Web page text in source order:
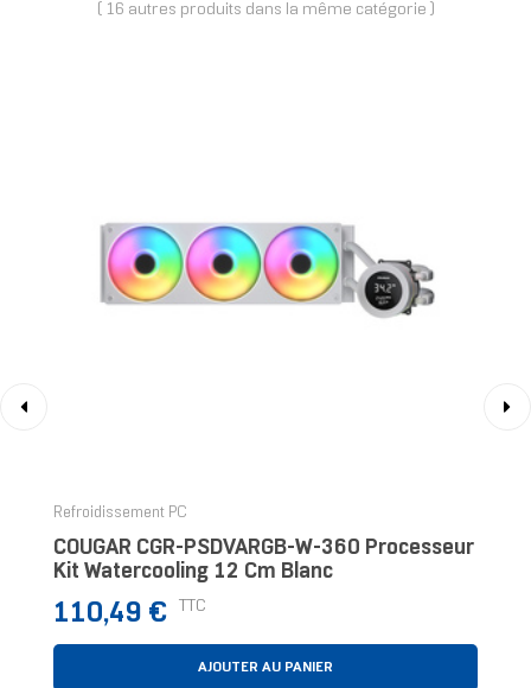
( 16 autres produits dans la même catégorie )
Refroidissement PC
COUGAR CGR-PSDVARGB-W-360 Processeur
Kit Watercooling 12 Cm Blanc
Prix
110,49 € TTC
AJOUTER AU PANIER